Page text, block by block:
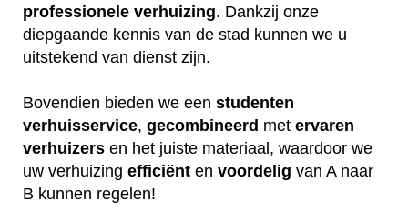
professionele verhuizing. Dankzij onze
diepgaande kennis van de stad kunnen we u
uitstekend van dienst zijn.
Bovendien bieden we een studenten
verhuisservice, gecombineerd met ervaren
verhuizers en het juiste materiaal, waardoor we
uw verhuizing efficiënt en voordelig van A naar
B kunnen regelen!